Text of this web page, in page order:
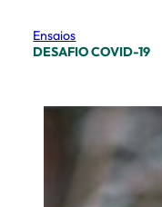
Ensaios
DESAFIO COVID-19